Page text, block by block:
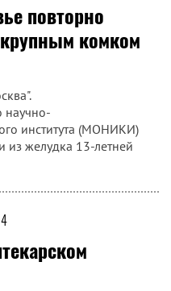
повторно
комком
научно-
института (МОНИКИ)
из желудка 13-летней